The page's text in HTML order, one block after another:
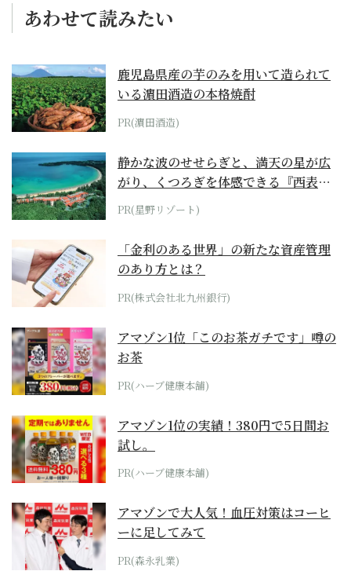
あわせて読みたい
鹿児島県産の芋のみを用いて造られて
いる濵田酒造の本格焼酎
PR(濵田酒造)
静かな波のせせらぎと、満天の星が広
がり、くつろぎを体感できる『西表島
ホテル by...
PR(星野リゾート)
「金利のある世界」の新たな資産管理
のあり方とは？
PR(株式会社北九州銀行)
アマゾン1位「このお茶ガチです」噂の
お茶
PR(ハーブ健康本舗)
アマゾン1位の実績！380円で5日間お
試し。
PR(ハーブ健康本舗)
アマゾンで大人気！血圧対策はコーヒ
ーに足してみて
PR(森永乳業)